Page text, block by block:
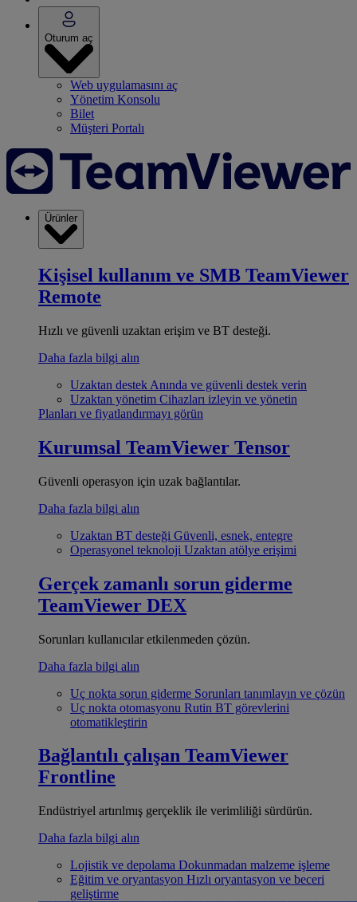
Oturum aç
Web uygulamasını aç
Yönetim Konsolu
Bilet
Müşteri Portalı
Ürünler
Kişisel kullanım ve SMB TeamViewer
Remote
Hızlı ve güvenli uzaktan erişim ve BT desteği.
Daha fazla bilgi alın
Uzaktan destek Anında ve güvenli destek verin
Uzaktan yönetim Cihazları izleyin ve yönetin
Planları ve fiyatlandırmayı görün
Kurumsal TeamViewer Tensor
Güvenli operasyon için uzak bağlantılar.
Daha fazla bilgi alın
Uzaktan BT desteği Güvenli, esnek, entegre
Operasyonel teknoloji Uzaktan atölye erişimi
Gerçek zamanlı sorun giderme
TeamViewer DEX
Sorunları kullanıcılar etkilenmeden çözün.
Daha fazla bilgi alın
Uç nokta sorun giderme Sorunları tanımlayın ve çözün
Uç nokta otomasyonu Rutin BT görevlerini
otomatikleştirin
Bağlantılı çalışan TeamViewer
Frontline
Endüstriyel artırılmış gerçeklik ile verimliliği sürdürün.
Daha fazla bilgi alın
Lojistik ve depolama Dokunmadan malzeme işleme
Eğitim ve oryantasyon Hızlı oryantasyon ve beceri
geliştirme